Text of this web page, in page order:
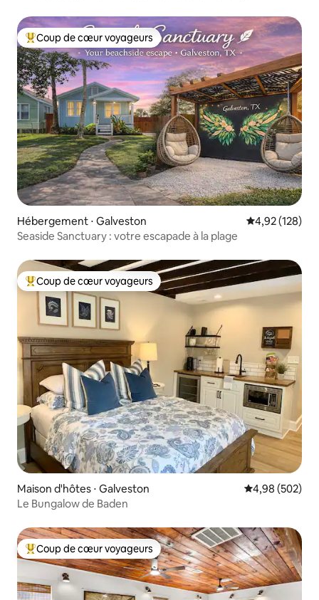
Coups de cœur voyageurs les plus appréciés
Coup de cœur voyageurs
Hébergement ⋅ Galveston Évaluation
4,92 (128)
Seaside Sanctuary : votre escapade à la plage
Coups de cœur voyageurs les plus appréciés
Coup de cœur voyageurs
Maison d'hôtes ⋅ Galveston Évaluation
4,98 (502)
Le Bungalow de Baden
Coups de cœur voyageurs les plus appréciés
Coup de cœur voyageurs